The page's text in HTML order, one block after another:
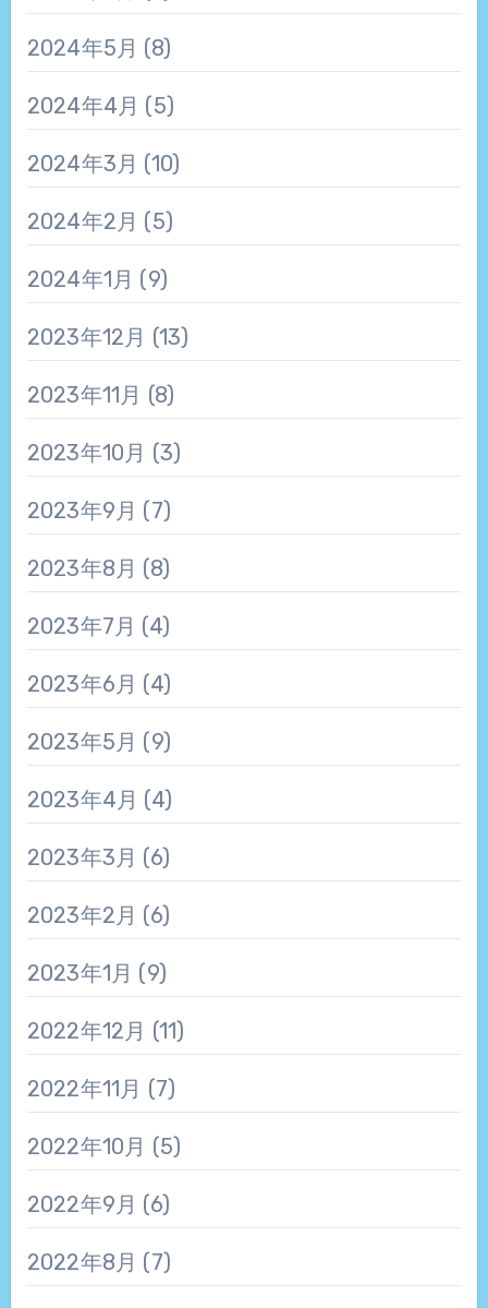
2024年5月 (8)
2024年4月 (5)
2024年3月 (10)
2024年2月 (5)
2024年1月 (9)
2023年12月 (13)
2023年11月 (8)
2023年10月 (3)
2023年9月 (7)
2023年8月 (8)
2023年7月 (4)
2023年6月 (4)
2023年5月 (9)
2023年4月 (4)
2023年3月 (6)
2023年2月 (6)
2023年1月 (9)
2022年12月 (11)
2022年11月 (7)
2022年10月 (5)
2022年9月 (6)
2022年8月 (7)